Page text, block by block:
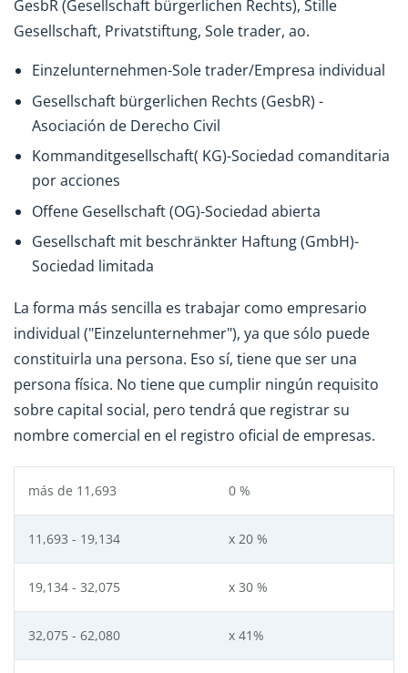
GesbR (Gesellschaft bürgerlichen Rechts), Stille
Gesellschaft, Privatstiftung, Sole trader, ao.
Einzelunternehmen-Sole trader/Empresa individual
Gesellschaft bürgerlichen Rechts (GesbR) -
Asociación de Derecho Civil
Kommanditgesellschaft( KG)-Sociedad comanditaria
por acciones
Offene Gesellschaft (OG)-Sociedad abierta
Gesellschaft mit beschränkter Haftung (GmbH)-
Sociedad limitada
La forma más sencilla es trabajar como empresario
individual ("Einzelunternehmer"), ya que sólo puede
constituirla una persona. Eso sí, tiene que ser una
persona física. No tiene que cumplir ningún requisito
sobre capital social, pero tendrá que registrar su
nombre comercial en el registro oficial de empresas.
más de 11,693 0 %
11,693 - 19,134 x 20 %
19,134 - 32,075 x 30 %
32,075 - 62,080 x 41%